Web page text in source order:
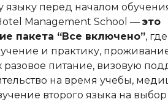
языку перед началом
Management School — это
пакета “Все включено”,
и практику,
разовое питание, визовую
на время учебы,
второго языка на выбор